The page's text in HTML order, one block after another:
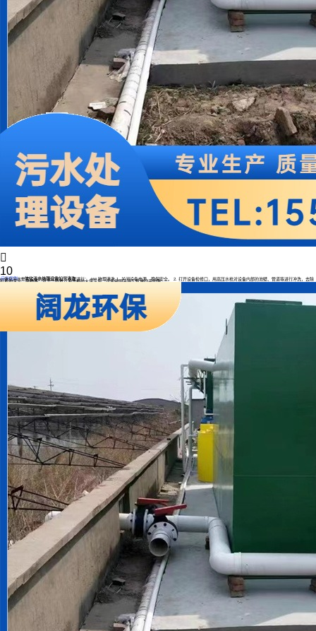

10
应用案例 一体化污水处理设备如何清洗
一体化污水处理设备的清洗可按以下步骤进行： ### 物理清洗 1. 关闭设备电源，确保安全。 2. 打开设备检修口，用高压水枪对设备内部的池壁、管道等进行冲洗，去除
附着的泥沙、杂物等。对于一些难以冲洗掉的大块污垢，可使用刷子等工具进行手动清